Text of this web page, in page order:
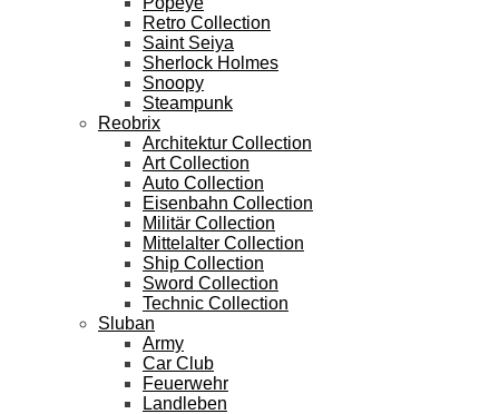
Retro Collection
Saint Seiya
Sherlock Holmes
Snoopy
Steampunk
Reobrix
Architektur Collection
Art Collection
Auto Collection
Eisenbahn Collection
Militär Collection
Mittelalter Collection
Ship Collection
Sword Collection
Technic Collection
Sluban
Army
Car Club
Feuerwehr
Landleben